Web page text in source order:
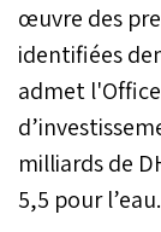
œuvre des
identifiées
admet
milliards de
5,5 pour l’eau.